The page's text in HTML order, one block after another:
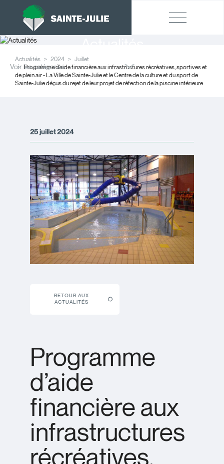
Actualités 2024
Juillet
Programme d’aide financière aux infrastructures récréatives, sportives et
de plein air - La Ville de Sainte-Julie et le Centre de la culture et du sport de
Sainte-Julie déçus du rejet de leur projet de réfection de la piscine intérieure
Voir les catégories
25 juillet 2024
RETOUR AUX
ACTUALITÉS
Programme
d’aide
financière aux
infrastructures
récréatives,